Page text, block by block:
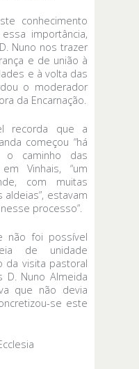
conhecimento
importância,
Nuno nos trazer
e de união à
e à volta das
o moderador
da Encarnação.
recorda que a
começou “há
o caminho das
Vinhais, “um
com muitas
estavam
processo”.
não foi possível
de unidade
da visita pastoral
D. Nuno Almeida
que não devia
se este